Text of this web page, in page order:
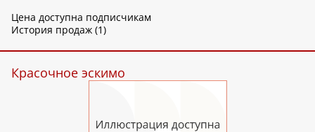
Цена доступна подписчикам
История продаж (1)
Красочное эскимо